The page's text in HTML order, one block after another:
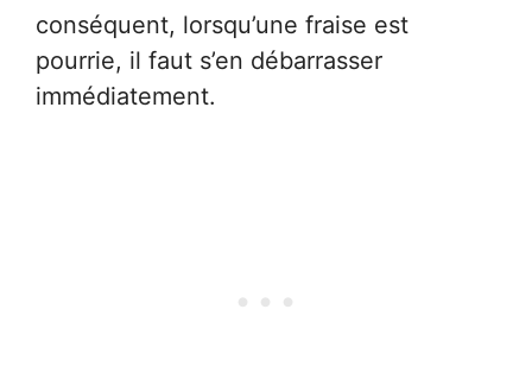
conséquent, lorsqu’une fraise est
pourrie, il faut s’en débarrasser
immédiatement.